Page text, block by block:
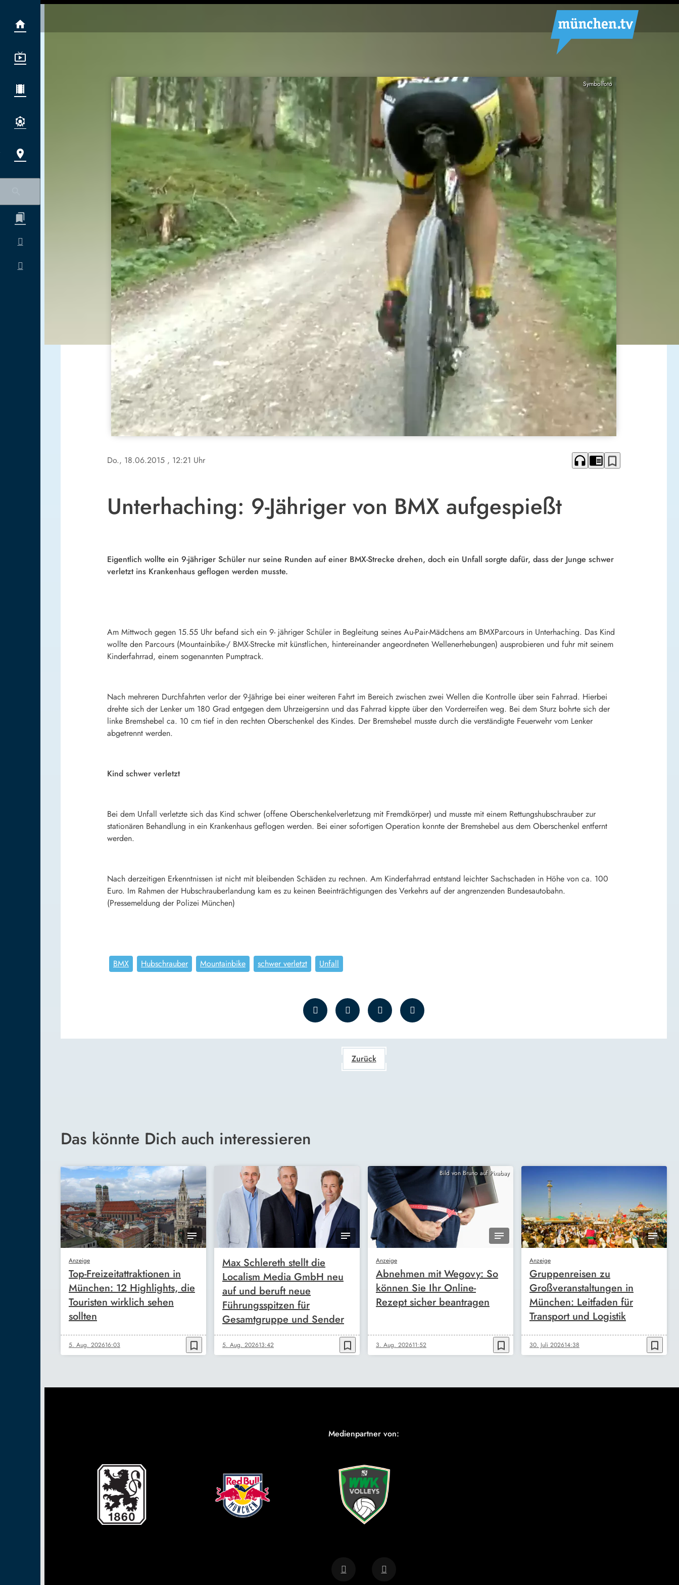
Symbolfoto
Do., 18.06.2015 , 12:21 Uhr headphones chrome_reader_mode bookmark_border
Unterhaching: 9-Jähriger von BMX aufgespießt
Eigentlich wollte ein 9-jähriger Schüler nur seine Runden auf einer BMX-Strecke drehen, doch ein Unfall sorgte dafür, dass der Junge schwer
verletzt ins Krankenhaus geflogen werden musste.
Am Mittwoch gegen 15.55 Uhr befand sich ein 9- jähriger Schüler in Begleitung seines Au-Pair-Mädchens am BMXParcours in Unterhaching. Das Kind
wollte den Parcours (Mountainbike-/ BMX-Strecke mit künstlichen, hintereinander angeordneten Wellenerhebungen) ausprobieren und fuhr mit seinem
Kinderfahrrad, einem sogenannten Pumptrack.
Nach mehreren Durchfahrten verlor der 9-Jährige bei einer weiteren Fahrt im Bereich zwischen zwei Wellen die Kontrolle über sein Fahrrad. Hierbei
drehte sich der Lenker um 180 Grad entgegen dem Uhrzeigersinn und das Fahrrad kippte über den Vorderreifen weg. Bei dem Sturz bohrte sich der
linke Bremshebel ca. 10 cm tief in den rechten Oberschenkel des Kindes. Der Bremshebel musste durch die verständigte Feuerwehr vom Lenker
abgetrennt werden.
Kind schwer verletzt
Bei dem Unfall verletzte sich das Kind schwer (offene Oberschenkelverletzung mit Fremdkörper) und musste mit einem Rettungshubschrauber zur
stationären Behandlung in ein Krankenhaus geflogen werden. Bei einer sofortigen Operation konnte der Bremshebel aus dem Oberschenkel entfernt
werden.
Nach derzeitigen Erkenntnissen ist nicht mit bleibenden Schäden zu rechnen. Am Kinderfahrrad entstand leichter Sachschaden in Höhe von ca. 100
Euro. Im Rahmen der Hubschrauberlandung kam es zu keinen Beeinträchtigungen des Verkehrs auf der angrenzenden Bundesautobahn.
(Pressemeldung der Polizei München)
BMX Hubschrauber Mountainbike schwer verletzt Unfall
Zurück
Das könnte Dich auch interessieren
Anzeige
Top-Freizeitattraktionen in
München: 12 Highlights, die
Touristen wirklich sehen
sollten
5. Aug. 202616:03 bookmark_border
Max Schlereth stellt die
Localism Media GmbH neu
auf und beruft neue
Führungsspitzen für
Gesamtgruppe und Sender
5. Aug. 202613:42 bookmark_border
Bild von Bruno auf Pixabay
Anzeige
Abnehmen mit Wegovy: So
können Sie Ihr Online-
Rezept sicher beantragen
3. Aug. 202611:52 bookmark_border
Anzeige
Gruppenreisen zu
Großveranstaltungen in
München: Leitfaden für
Transport und Logistik
30. Juli 202614:38 bookmark_border
Medienpartner von: